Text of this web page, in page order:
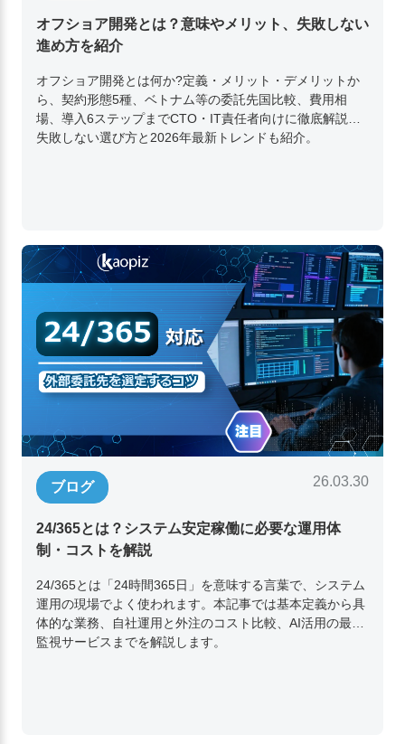
オフショア開発とは？意味やメリット、失敗しない
進め方を紹介
オフショア開発とは何か?定義・メリット・デメリットか
ら、契約形態5種、ベトナム等の委託先国比較、費用相
場、導入6ステップまでCTO・IT責任者向けに徹底解説。
失敗しない選び方と2026年最新トレンドも紹介。
ブログ 26.03.30
24/365とは？システム安定稼働に必要な運用体
制・コストを解説
24/365とは「24時間365日」を意味する言葉で、システム
運用の現場でよく使われます。本記事では基本定義から具
体的な業務、自社運用と外注のコスト比較、AI活用の最新
監視サービスまでを解説します。